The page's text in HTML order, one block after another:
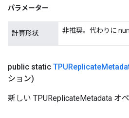
パラメーター
計算形状 非推奨。代わりに
public static TPUReplicate
ション)
新しい TPUReplicateMetadata オ